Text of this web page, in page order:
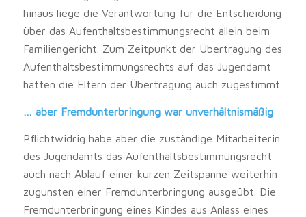
hinaus liege die Verantwortung für die Entscheidung
über das Aufenthaltsbestimmungsrecht allein beim
Familiengericht. Zum Zeitpunkt der Übertragung des
Aufenthaltsbestimmungsrechts auf das Jugendamt
hätten die Eltern der Übertragung auch zugestimmt.
… aber Fremdunterbringung war unverhältnismäßig
Pflichtwidrig habe aber die zuständige Mitarbeiterin
des Jugendamts das Aufenthaltsbestimmungsrecht
auch nach Ablauf einer kurzen Zeitspanne weiterhin
zugunsten einer Fremdunterbringung ausgeübt. Die
Fremdunterbringung eines Kindes aus Anlass eines